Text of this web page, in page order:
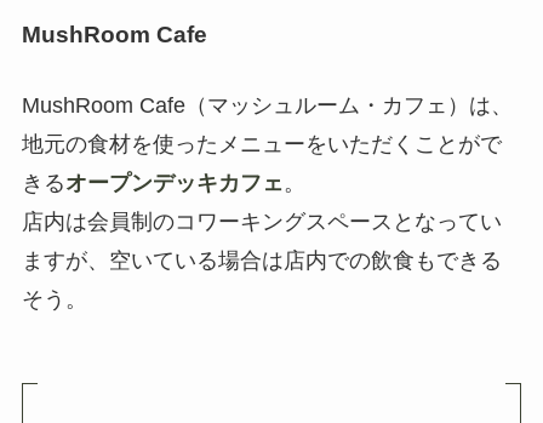
MushRoom Cafe
MushRoom Cafe（マッシュルーム・カフェ）は、
地元の食材を使ったメニューをいただくことがで
きるオープンデッキカフェ 。
店内は会員制のコワーキングスペースとなってい
ますが、空いている場合は店内での飲食もできる
そう。